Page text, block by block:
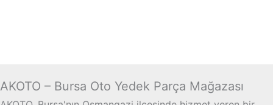
AKOTO – Bursa Oto Yedek Parça Mağazası